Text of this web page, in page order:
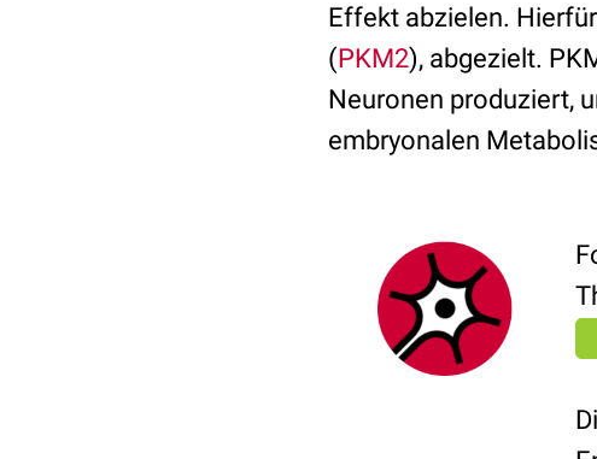
Effekt abzielen.
(PKM2), abgezielt.
Neuronen produziert,
embryonalen